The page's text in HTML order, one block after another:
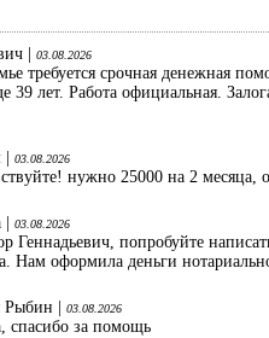
| 03.08.2026
требуется срочная денежная
39 лет. Работа официальная.
03.08.2026
нужно 25000 на 2 месяца,
03.08.2026
Геннадьевич, попробуйте
Нам оформила деньги
Рыбин | 03.08.2026
спасибо за помощь